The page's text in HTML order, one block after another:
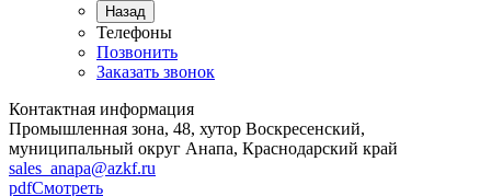
Назад
Телефоны
Позвонить
Заказать звонок
Контактная информация
Промышленная зона, 48, хутор Воскресенский,
муниципальный округ Анапа, Краснодарский край
sales_anapa@azkf.ru
pdfСмотреть